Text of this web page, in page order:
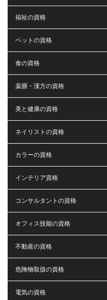
福祉の資格
ペットの資格
食の資格
薬膳・漢方の資格
美と健康の資格
ネイリストの資格
カラーの資格
インテリア資格
コンサルタントの資格
オフィス技能の資格
不動産の資格
危険物取扱の資格
電気の資格